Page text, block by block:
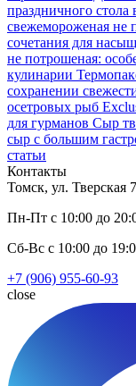
праздничного стола
свежемороженая не
сочетания для
не потрошеная:
кулинарии
сохранении
осетровых рыб
для гурманов Сыр
сыр с большим
статьи
Контакты
Томск, ул. Тверская
Пн-Пт с 10:00 до
Сб-Вс с 10:00 до
+7 (906) 955-60-93
close